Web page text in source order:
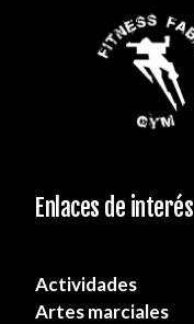
Enlaces de interés
Actividades
Artes marciales